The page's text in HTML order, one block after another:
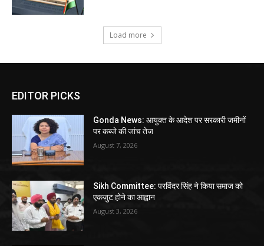
Load more
EDITOR PICKS
Gonda News: आयुक्त के आदेश पर सरकारी जमीनों
पर कब्जे की जांच तेज
August 7, 2026
Sikh Committee: परविंदर सिंह ने किया समाज को
एकजुट होने का आह्वान
August 3, 2026